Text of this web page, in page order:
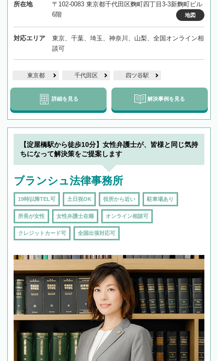
所在地
〒102-0083 東京都千代田区麴町四丁目3-3新麴町ビル
6階
地図
対応エリア
東京、千葉、埼玉、神奈川、山梨、全国オンライン相
談可
東京都 千代田区 四ツ谷駅
詳細を見る 解決事例を見る
【淀屋橋駅から徒歩10分】女性弁護士が、皆様と同じ気持
ちになって解決策をご提案します
ブランシュ法律事務所
19時以降TEL可 土日祝OK 役所から近い 駐車場あり
所長が女性 女性弁護士在籍 オンライン相談可
クレジットカード可 全国出張対応可